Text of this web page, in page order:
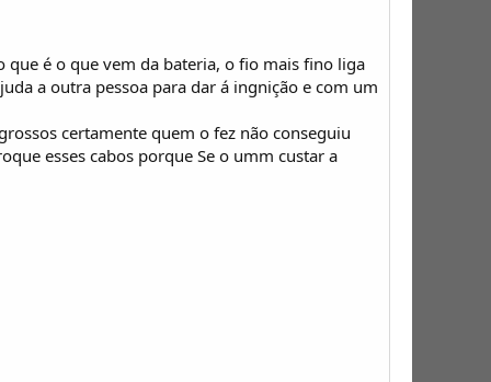
é o que vem da bateria, o fio mais fino liga
a outra pessoa para dar á ingnição e com um
certamente quem o fez não conseguiu
esses cabos porque Se o umm custar a